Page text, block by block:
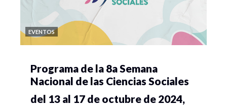
EVENTOS
Programa de la 8a Semana
Nacional de las Ciencias Sociales
del 13 al 17 de octubre de 2024,